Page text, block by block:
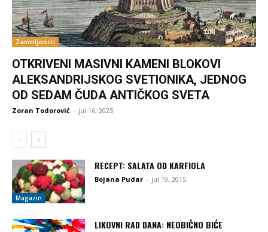
Zanimljivosti
OTKRIVENI MASIVNI KAMENI BLOKOVI
ALEKSANDRIJSKOG SVETIONIKA, JEDNOG
OD SEDAM ČUDA ANTIČKOG SVETA
Zoran Todorović - jul 16, 2025
Magazin
RECEPT: SALATA OD KARFIOLA
Bojana Pudar - jul 19, 2015
LIKOVNI RAD DANA: NEOBIČNO BIĆE